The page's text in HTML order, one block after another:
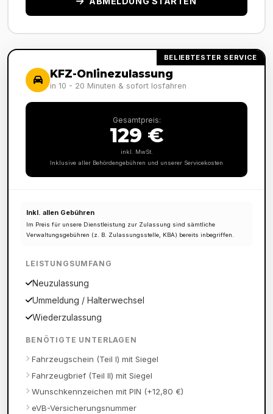
BELIEBTESTER SERVICE
KFZ-Onlinezulassung
in 10 - 20 Minuten & sofort losfahren
Gesamtpreis:
129 €
inkl. MwSt.
Inklusive aller Behördengebühren und unserer Servicekosten
Inkl. allen Gebühren
Im Preis für unsere Dienstleistung zur Zulassung sind sämtliche
Verwaltungsgebühren (z. B. Zulassungsstelle, KBA) bereits inbegriffen.
LEISTUNGSUMFANG
Neuzulassung
Ummeldung / Halterwechsel
Wiederzulassung
BENÖTIGTE UNTERLAGEN
Fahrzeugschein (Teil I) mit Siegel
Fahrzeugbrief (Teil II) mit Siegel
Wunschkennzeichen mit PIN (+12,80 €)
eVB-Versicherungsnummer